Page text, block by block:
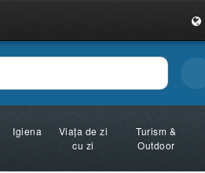
Igiena
Viața de zi
cu zi
Turism &
Outdoor